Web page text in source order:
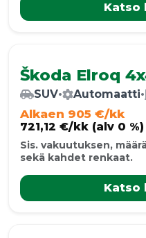
Katso
Škoda Elroq
SUV• Automaatti•
Alkaen 905 €/kk
721,12 €/kk (alv 0 %)
Sis. vakuutuksen,
sekä kahdet renkaat.
Katso